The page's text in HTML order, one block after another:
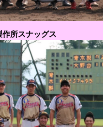
作所スナッグス